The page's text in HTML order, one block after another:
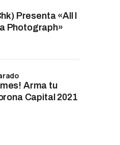
Presenta «All I
Photograph»
Arma tu
Capital 2021